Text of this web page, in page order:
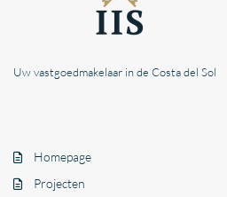
Uw vastgoedmakelaar in de Costa del Sol
Homepage
Projecten